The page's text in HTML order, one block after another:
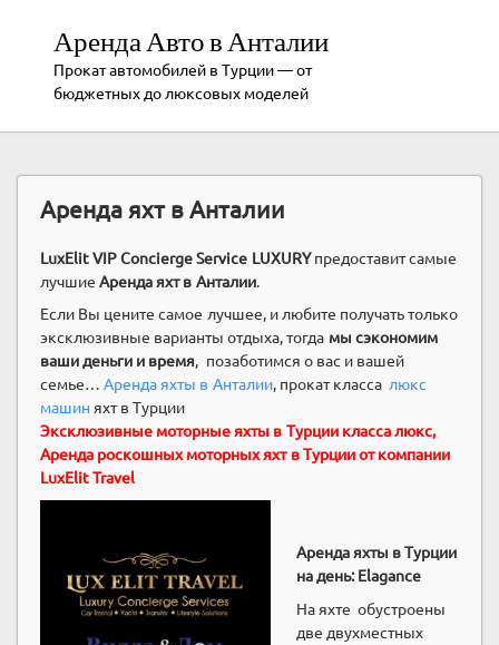
Аренда Авто в Анталии
Прокат автомобилей в Турции — от
бюджетных до люксовых моделей
Аренда яхт в Анталии
LuxElit VIP Concierge Service LUXURYпредоставит самые
лучшиеАренда яхт в Анталии.
Если Вы цените самое лучшее, и любите получать только
эксклюзивные варианты отдыха, тогда мы сэкономим
ваши деньги и время, позаботимся о вас и вашей
семье…Аренда яхты в Анталии, прокат класса люкс
машин яхт в Турции
Эксклюзивные моторные яхты в Турции класса люкс,
Аренда роскошных моторных яхт в Турции от компании
LuxElit Travel
Аренда яхты в Турции
на день: Elagance
На яхте обустроены
две двухместных